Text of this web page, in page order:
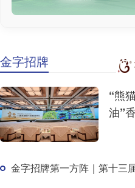
金字招牌
“熊
油”
金字招牌第一方阵｜第十三